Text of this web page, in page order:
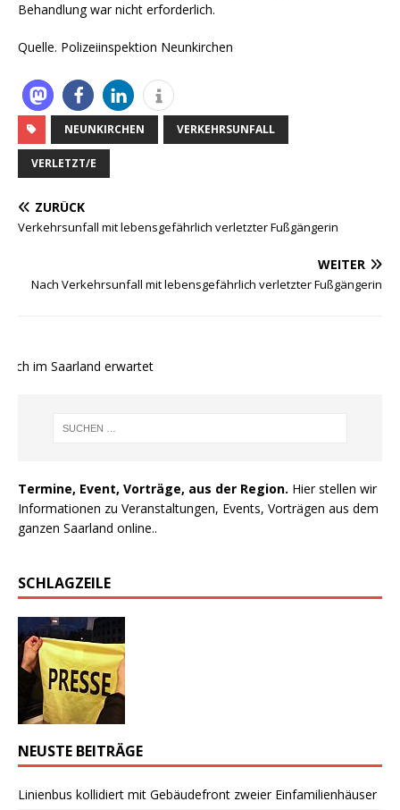
Behandlung war nicht erforderlich.
Quelle. Polizeiinspektion Neunkirchen
NEUNKIRCHEN VERKEHRSUNFALL
VERLETZT/E
ZURÜCK
Verkehrsunfall mit lebensgefährlich verletzter Fußgängerin
WEITER
Nach Verkehrsunfall mit lebensgefährlich verletzter Fußgängerin
im Saarland erwartet
Termine, Event, Vorträge, aus der Region. Hier stellen wir
Informationen zu Veranstaltungen, Events, Vorträgen aus dem
ganzen Saarland online..
SCHLAGZEILE
NEUSTE BEITRÄGE
Linienbus kollidiert mit Gebäudefront zweier Einfamilienhäuser